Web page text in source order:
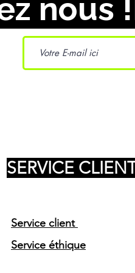
nous !
SERVICE
Service client
Service éthique